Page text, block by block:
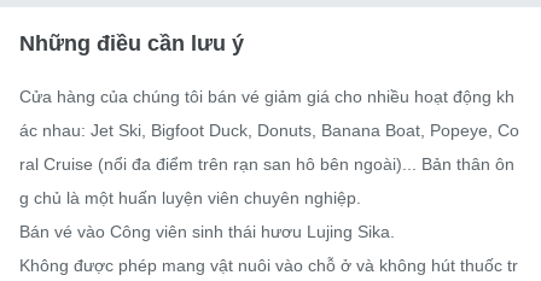
Những điều cần lưu ý
Cửa hàng của chúng tôi bán vé giảm giá cho nhiều hoạt động kh
ác nhau: Jet Ski, Bigfoot Duck, Donuts, Banana Boat, Popeye, Co
ral Cruise (nổi đa điểm trên rạn san hô bên ngoài)... Bản thân ôn
g chủ là một huấn luyện viên chuyên nghiệp.
Bán vé vào Công viên sinh thái hươu Lujing Sika.
Không được phép mang vật nuôi vào chỗ ở và không hút thuốc tr